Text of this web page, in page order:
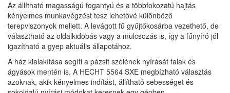
Az állítható magasságú fogantyú és a többfokozatú hajtás
kényelmes munkavégzést tesz lehetővé különböző
terepviszonyok mellett. A levágott fű gyűjtőkosárba vezethető, de
választható az oldalkidobás vagy a mulcsozás is, így a fűnyíró jól
igazítható a gyep aktuális állapotához.
A ház kialakítása segíti a pázsit szélének nyírását falak és
ágyások mentén is. A HECHT 5564 SXE megbízható választás
azoknak, akik kényelmes indítást, állítható sebességet és